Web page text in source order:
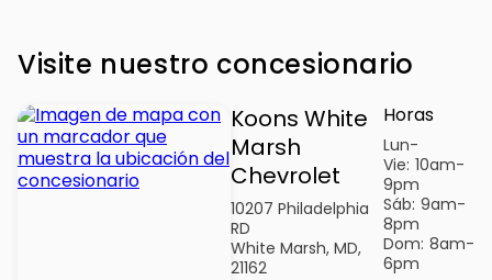
Visite nuestro concesionario
Koons White
Marsh
Chevrolet
10207 Philadelphia
RD
White Marsh, MD,
21162
Horas
Lun-
Vie: 10am-
9pm
Sáb: 9am-
8pm
Dom: 8am-
6pm